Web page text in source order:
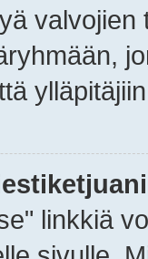
linkkiä